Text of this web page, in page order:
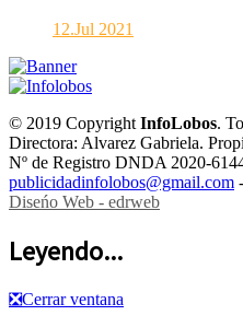
12.Jul 2021
© 2019 CopyrightInfoLobos.
Directora: Alvarez Gabriela.
Nº de Registro DNDA 2020-
publicidadinfolobos@gmail.com
Diseńo Web - edrweb
Leyendo...
❎Cerrar ventana